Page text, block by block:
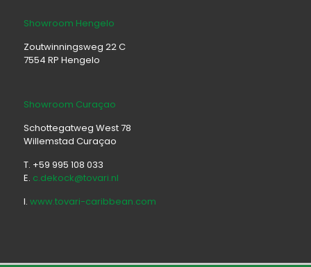
Showroom Hengelo
Zoutwinningsweg 22 C
7554 RP Hengelo
Showroom Curaçao
Schottegatweg West 78
Willemstad Curaçao
T. +59 995 108 033
E. c.dekock@tovari.nl
I. www.tovari-caribbean.com